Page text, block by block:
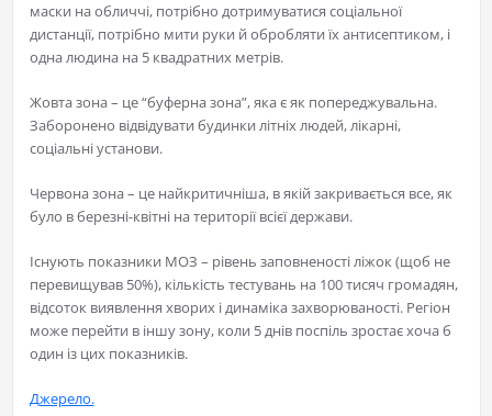
маски на обличчі, потрібно дотримуватися соціальної
дистанції, потрібно мити руки й обробляти їх антисептиком, і
одна людина на 5 квадратних метрів.
Жовта зона – це “буферна зона”, яка є як попереджувальна.
Заборонено відвідувати будинки літніх людей, лікарні,
соціальні установи.
Червона зона – це найкритичніша, в якій закривається все, як
було в березні-квітні на території всієї держави.
Існують показники МОЗ – рівень заповненості ліжок (щоб не
перевищував 50%), кількість тестувань на 100 тисяч громадян,
відсоток виявлення хворих і динаміка захворюваності. Регіон
може перейти в іншу зону, коли 5 днів поспіль зростає хоча б
один із цих показників.
Джерело.